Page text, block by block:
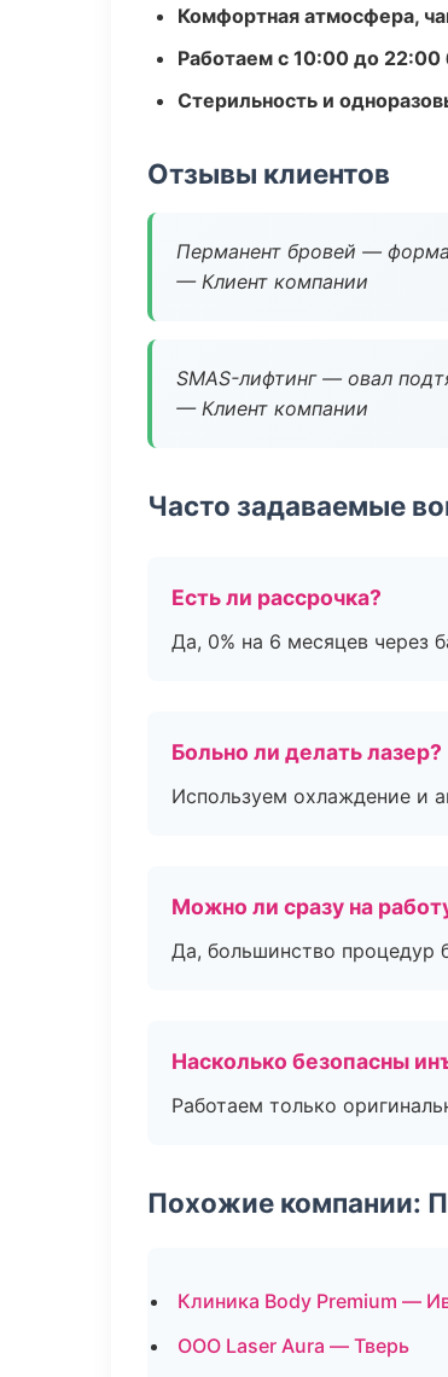
Комфортная атмосфера,
Работаем с 10:00 до
Стерильность и
Отзывы клиентов
Перманент бровей —
— Клиент компании
SMAS-лифтинг — овал
— Клиент компании
Часто задаваемые
Есть ли рассрочка?
Да, 0% на 6 месяцев через
Больно ли делать лазер?
Используем охлаждение и
Можно ли сразу на
Да, большинство процедур
Насколько безопасны
Работаем только
Похожие компании:
Клиника Body Premium —
ООО Laser Aura — Тверь